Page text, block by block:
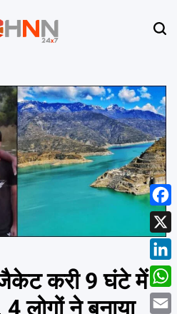
जैकेट करी 9 घंटे में
लोगों ने बनाया
X